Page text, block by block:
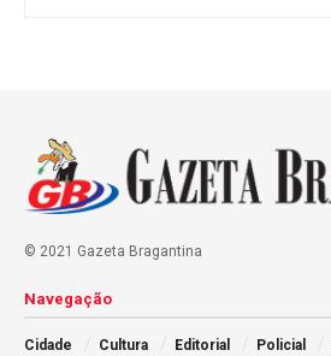
© 2021 Gazeta Bragantina
Navegação
Cidade Cultura Editorial Policial